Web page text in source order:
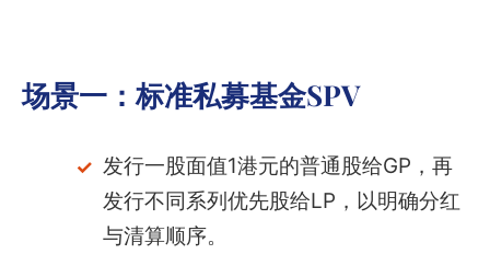
场景一：标准私募基金SPV
发行一股面值1港元的普通股给GP，再
发行不同系列优先股给LP，以明确分红
与清算顺序。